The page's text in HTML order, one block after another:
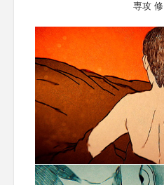
専攻 修